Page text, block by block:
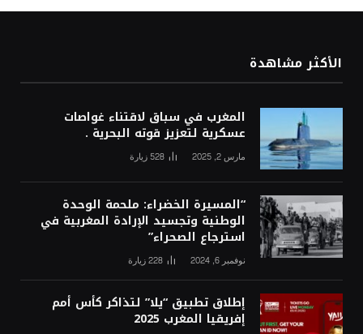
الأكثر مشاهدة
المغرب في سباق لاقتناء غواصات
عسكرية لتعزيز قوته البحرية .
مارس 2, 2025 528 زيارة
“المسيرة الخضراء: ملحمة الوحدة
الوطنية وتجسيد الإرادة المغربية في
استرجاع الصحراء”
نوفمبر 6, 2024 228زيارة
إطلاق تطبيق “يلا” لتذاكر كأس أمم
إفريقيا المغرب 2025